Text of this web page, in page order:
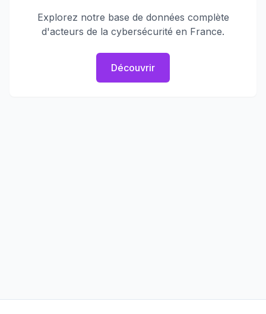
Explorez notre base de données complète
d'acteurs de la cybersécurité en France.
Découvrir